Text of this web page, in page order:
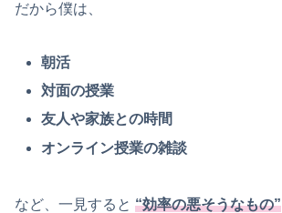
だから僕は、
朝活
対面の授業
友人や家族との時間
オンライン授業の雑談
など、一見すると “効率の悪そうなもの”